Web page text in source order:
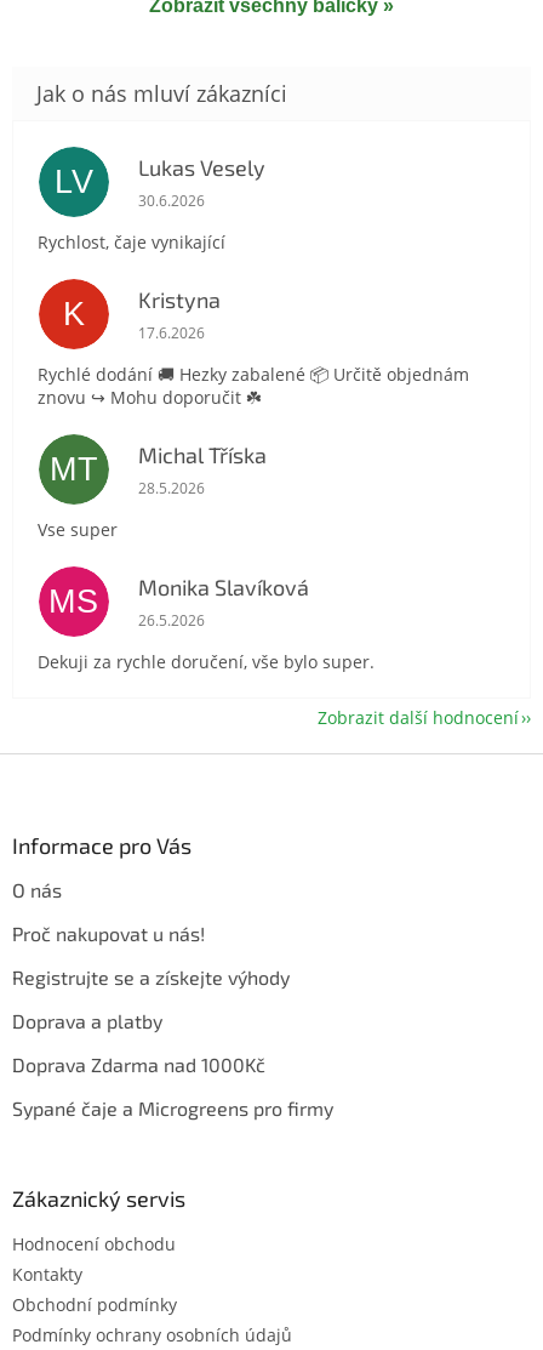
Zobrazit všechny balíčky »
LV Lukas Vesely
Hodnocení obchodu je 5 z 5 hvězdiček.
30.6.2026
Rychlost, čaje vynikající
K Kristyna
Hodnocení obchodu je 5 z 5 hvězdiček.
17.6.2026
Rychlé dodání 🚚 Hezky zabalené 📦 Určitě objednám
znovu ↪️ Mohu doporučit ☘️
MT Michal Tříska
Hodnocení obchodu je 5 z 5 hvězdiček.
28.5.2026
Vse super
MS Monika Slavíková
Hodnocení obchodu je 5 z 5 hvězdiček.
26.5.2026
Dekuji za rychle doručení, vše bylo super.
Zobrazit další hodnocení
Informace pro Vás
O nás
Proč nakupovat u nás!
Registrujte se a získejte výhody
Doprava a platby
Doprava Zdarma nad 1000Kč
Sypané čaje a Microgreens pro firmy
Zákaznický servis
Hodnocení obchodu
Kontakty
Obchodní podmínky
Podmínky ochrany osobních údajů